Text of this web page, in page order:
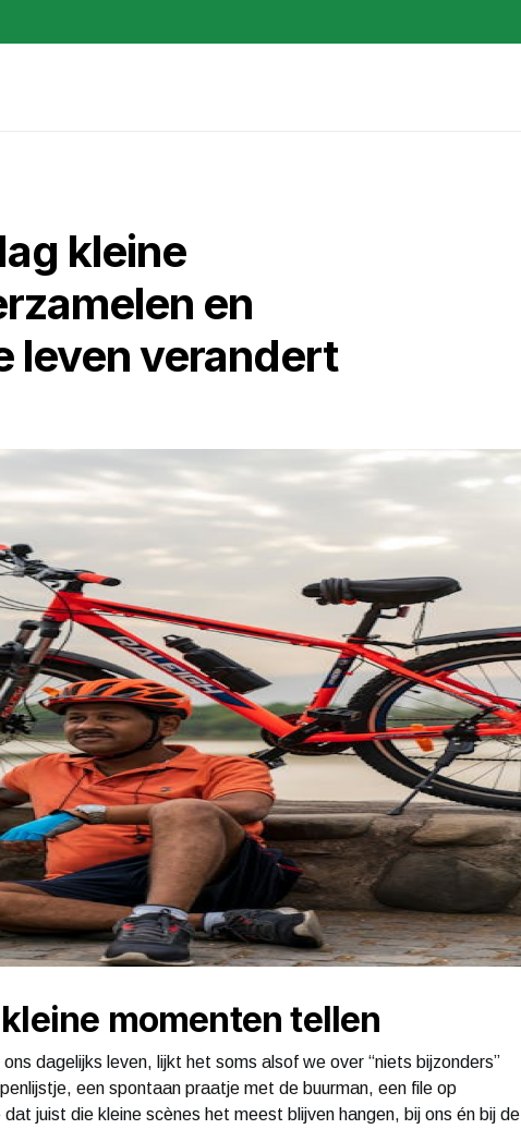
kleine
en
leven verandert
momenten tellen
dagelijks leven, lijkt het soms alsof we over “niets bijzonders”
een spontaan praatje met de buurman, een file op
juist die kleine scènes het meest blijven hangen, bij ons én bij de